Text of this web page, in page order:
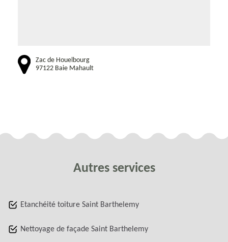
Zac de Houelbourg
97122 Baie Mahault
Autres services
Etanchéité toiture Saint Barthelemy
Nettoyage de façade Saint Barthelemy